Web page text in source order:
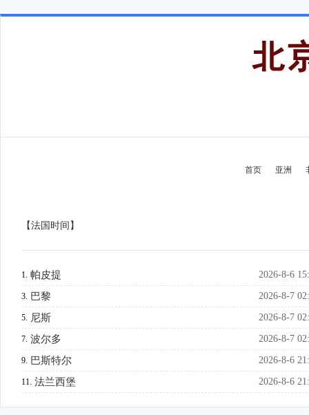
首页 亚洲
【法国时间】
1. 帕皮提 2026-8-6
3. 巴黎 2026-8-7
5. 尼斯 2026-8-7
7. 波尔多 2026-8-7
9. 巴斯特尔 2026-8-6
11. 法兰西堡 2026-8-6